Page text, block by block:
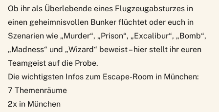
Ob ihr als Überlebende eines Flugzeugabsturzes in
einen geheimnisvollen Bunker flüchtet oder euch in
Szenarien wie „Murder“, „Prison“, „Excalibur“, „Bomb“,
„Madness“ und „Wizard“ beweist – hier stellt ihr euren
Teamgeist auf die Probe.
Die wichtigsten Infos zum Escape-Room in München:
7 Themenräume
2x in München